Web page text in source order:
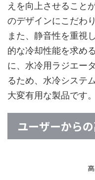
えを向上させること
のデザインにこだわ
また、静音性を重視
的な冷却性能を求め
に、水冷用ラジエー
るため、水冷システ
大変有用な製品です。
ユーザーから